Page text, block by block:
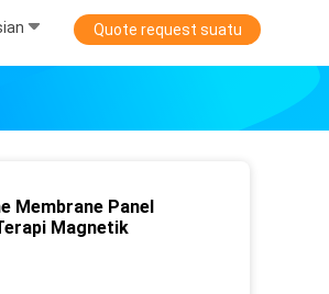
Quote request suatu
Membrane Panel
Magnetik